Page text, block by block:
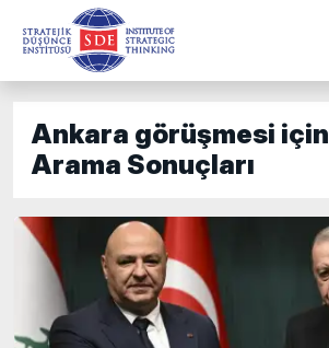
Ankara görüşmesi için
Arama Sonuçları